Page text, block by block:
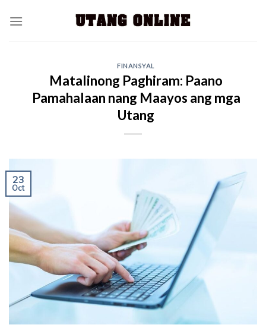
FINANSYAL
Matalinong Paghiram: Paano
Pamahalaan nang Maayos ang mga
Utang
23
Oct